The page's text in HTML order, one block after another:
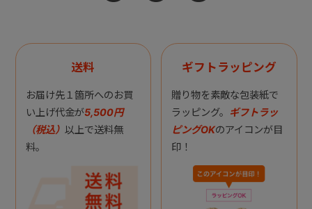
送料
お届け先１箇所へのお買
い上げ代金が5,500円
（税込） 以上で送料無
料。
ギフトラッピング
贈り物を素敵な包装紙で
ラッピング。 ギフトラッ
ピングOKのアイコンが目
印！